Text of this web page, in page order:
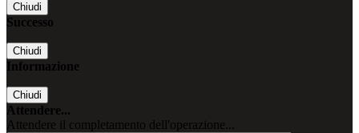
Chiudi
Successo
Chiudi
Informazione
Chiudi
Attendere...
Attendere il completamento dell'operazione...